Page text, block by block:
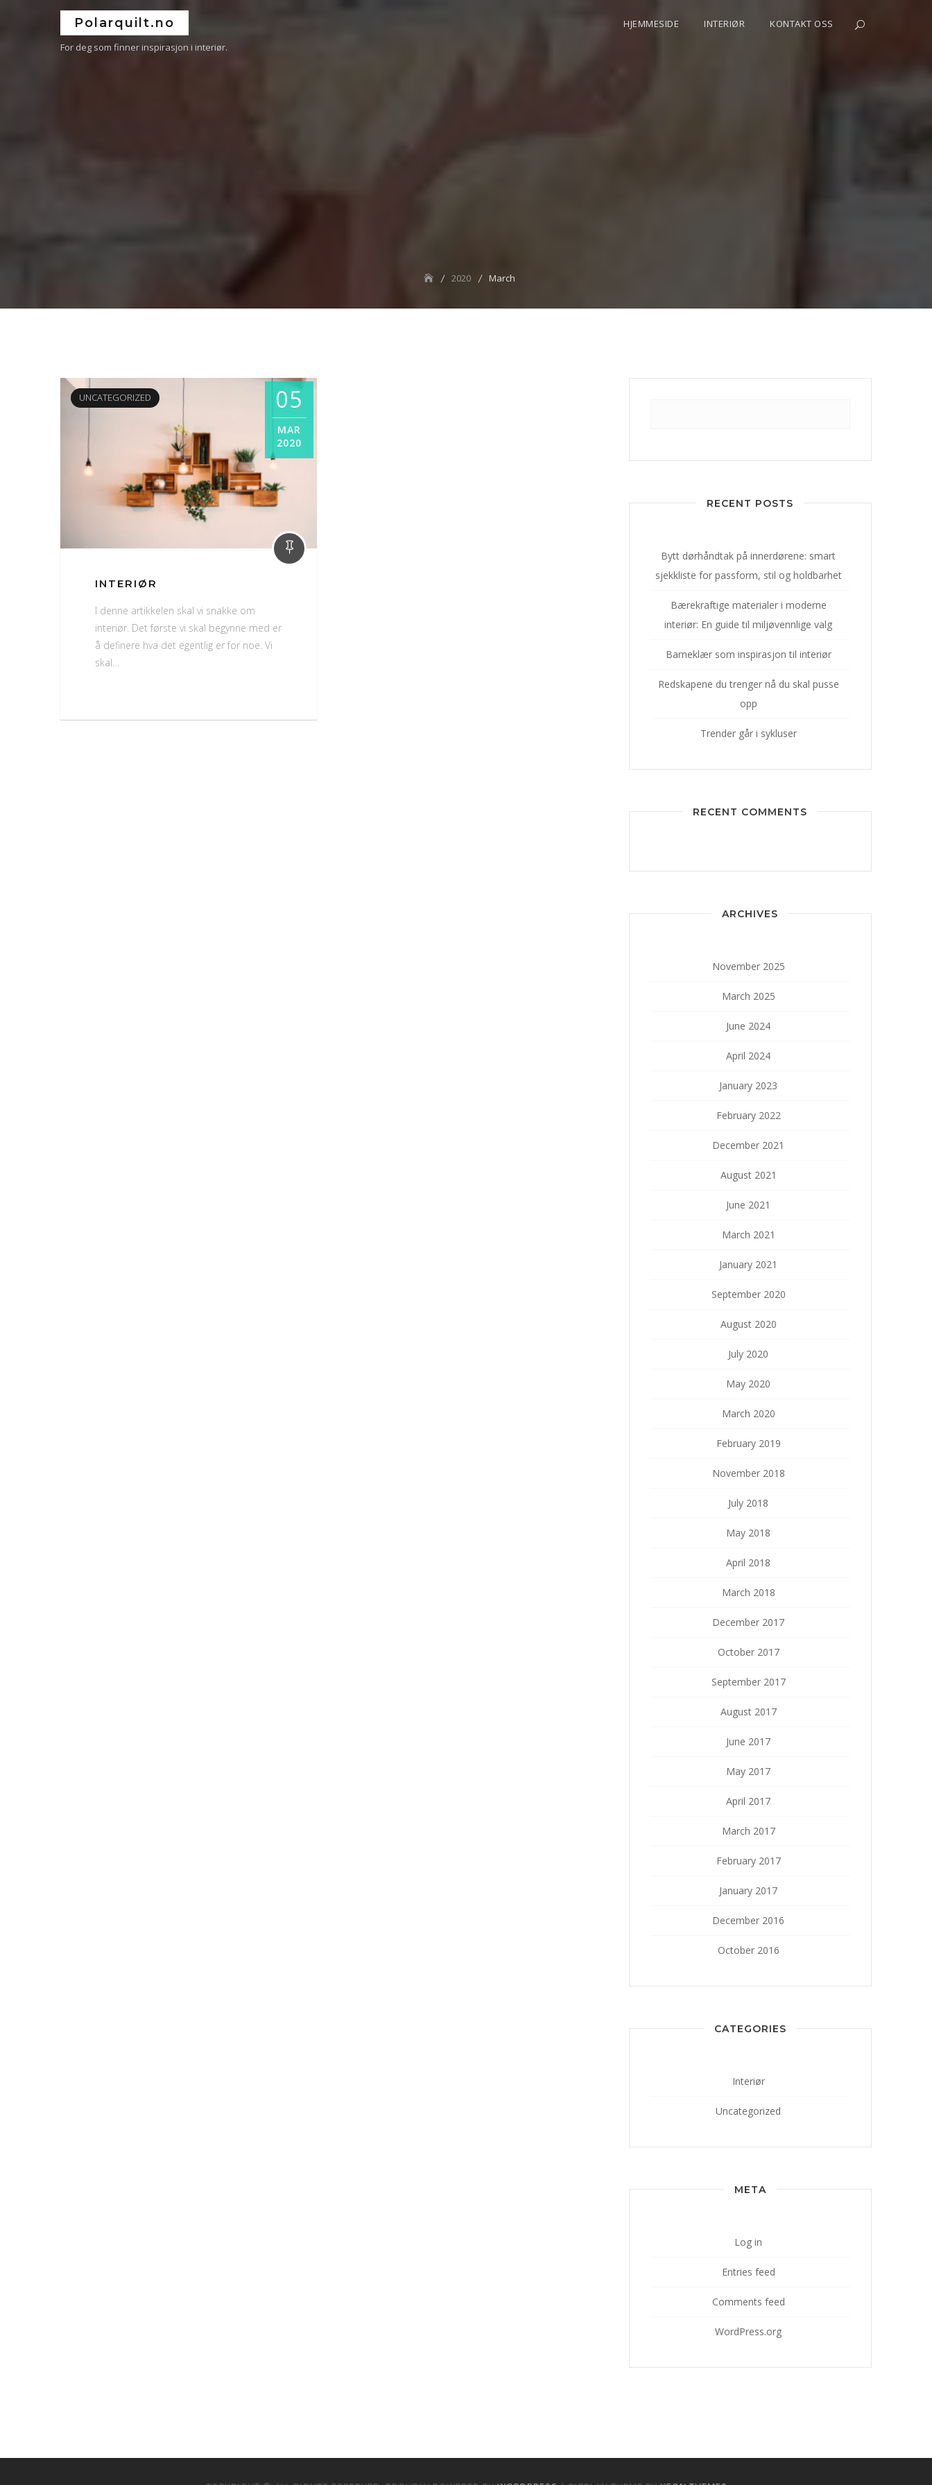
Polarquilt.no
For deg som finner inspirasjon i interiør.
HJEMMESIDE INTERIØR KONTAKT OSS
2020 March
UNCATEGORIZED 05
MAR
2020
INTERIØR
I denne artikkelen skal vi snakke om
interiør. Det første vi skal begynne med er
å definere hva det egentlig er for noe. Vi
skal…
RECENT POSTS
Bytt dørhåndtak på innerdørene: smart
sjekkliste for passform, stil og holdbarhet
Bærekraftige materialer i moderne
interiør: En guide til miljøvennlige valg
Barneklær som inspirasjon til interiør
Redskapene du trenger nå du skal pusse
opp
Trender går i sykluser
RECENT COMMENTS
ARCHIVES
November 2025
March 2025
June 2024
April 2024
January 2023
February 2022
December 2021
August 2021
June 2021
March 2021
January 2021
September 2020
August 2020
July 2020
May 2020
March 2020
February 2019
November 2018
July 2018
May 2018
April 2018
March 2018
December 2017
October 2017
September 2017
August 2017
June 2017
May 2017
April 2017
March 2017
February 2017
January 2017
December 2016
October 2016
CATEGORIES
Interiør
Uncategorized
META
Log in
Entries feed
Comments feed
WordPress.org